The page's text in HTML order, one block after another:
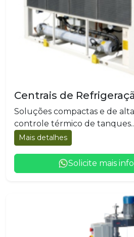
Centrais de
Soluções compactas e de
controle térmico de
Mais detalhes
Solicite mais